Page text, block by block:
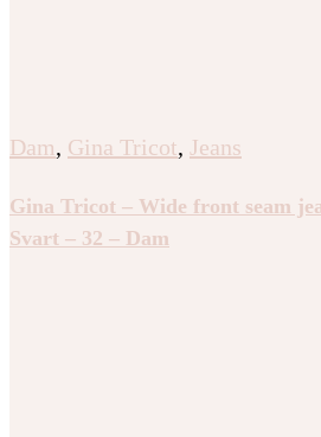
Dam, Gina Tricot, Jeans
Gina Tricot – Wide front seam
Svart – 32 – Dam